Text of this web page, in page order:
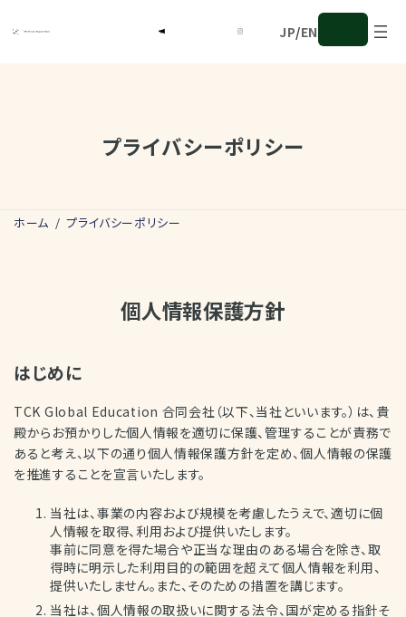
JP/EN
プライバシーポリシー
ホーム プライバシーポリシー
個人情報保護方針
はじめに
TCK Global Education 合同会社（以下、当社といいます。）は、貴
殿からお預かりした個人情報を適切に保護、管理することが責務で
あると考え、以下の通り個人情報保護方針を定め、個人情報の保護
を推進することを宣言いたします。
当社は、事業の内容および規模を考慮したうえで、適切に個
人情報を取得、利用および提供いたします。
事前に同意を得た場合や正当な理由のある場合を除き、取
得時に明示した利用目的の範囲を超えて個人情報を利用、
提供いたしません。また、そのための措置を講じます。
当社は、個人情報の取扱いに関する法令、国が定める指針そ